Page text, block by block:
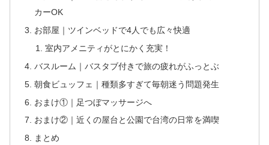
カーOK
お部屋｜ツインベッドで4人でも広々快適
室内アメニティがとにかく充実！
バスルーム｜バスタブ付きで旅の疲れがふっとぶ
朝食ビュッフェ｜種類多すぎて毎朝迷う問題発生
おまけ①｜足つぼマッサージへ
おまけ②｜近くの屋台と公園で台湾の日常を満喫
まとめ